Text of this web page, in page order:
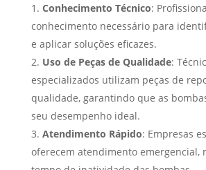
Conhecimento Técnico:
conhecimento necessário para
e aplicar soluções eficazes.
Uso de Peças de Qualidade:
especializados utilizam peças de
qualidade, garantindo que as
seu desempenho ideal.
Atendimento Rápido: Empresas
oferecem atendimento emergencial,